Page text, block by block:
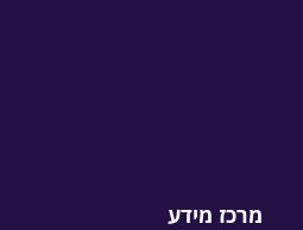
מרכז מידע